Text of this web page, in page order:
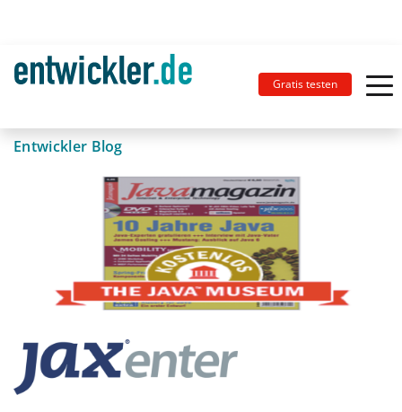
Gratis testen
Entwickler Blog